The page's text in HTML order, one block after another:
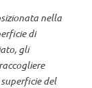
nella
di
gli
del